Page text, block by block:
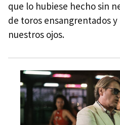
que lo hubiese hecho sin
de toros ensangrentados
nuestros ojos.